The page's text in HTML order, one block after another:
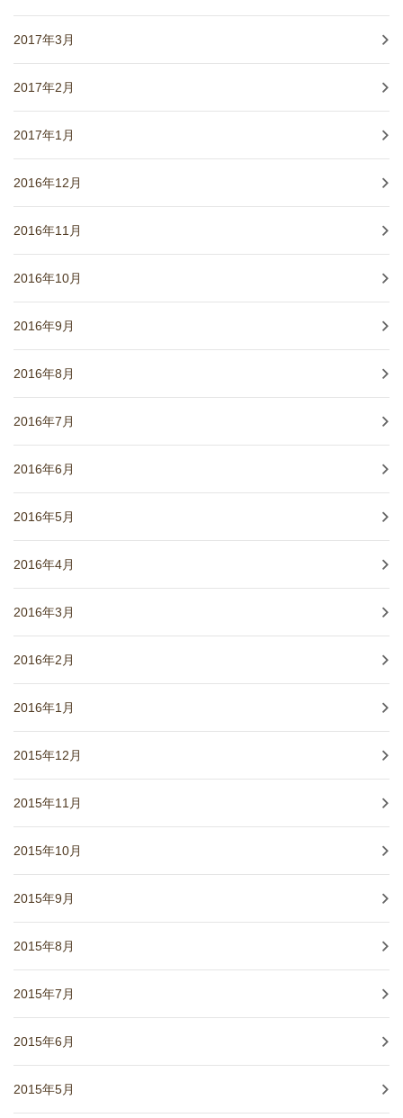
2017年3月
2017年2月
2017年1月
2016年12月
2016年11月
2016年10月
2016年9月
2016年8月
2016年7月
2016年6月
2016年5月
2016年4月
2016年3月
2016年2月
2016年1月
2015年12月
2015年11月
2015年10月
2015年9月
2015年8月
2015年7月
2015年6月
2015年5月